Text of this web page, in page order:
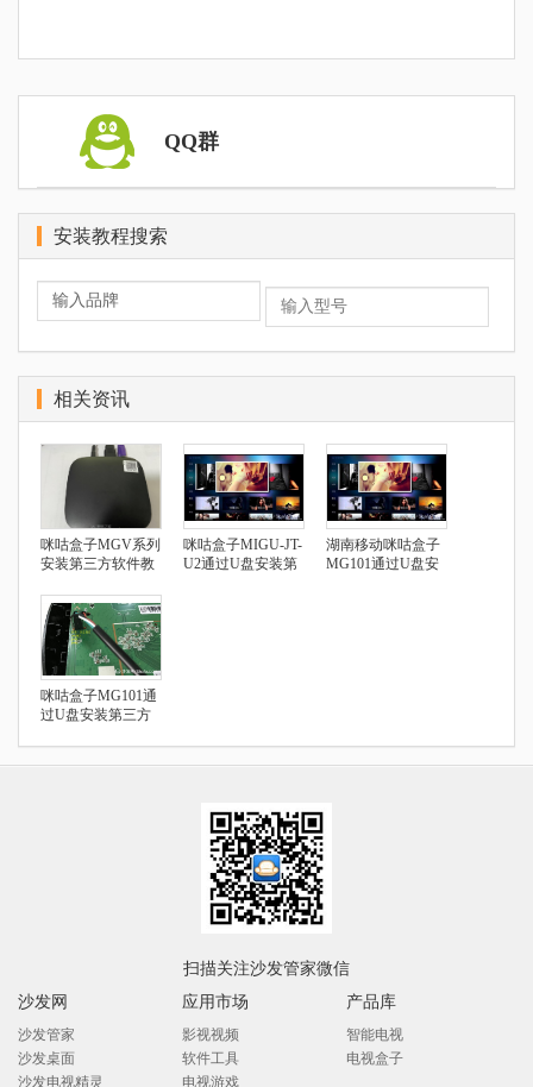
QQ群
安装教程搜索
相关资讯
咪咕盒子MGV系列
安装第三方软件教
咪咕盒子MIGU-JT-
U2通过U盘安装第
湖南移动咪咕盒子
MG101通过U盘安
咪咕盒子MG101通
过U盘安装第三方
扫描关注沙发管家微信
沙发网
沙发管家
沙发桌面
沙发电视精灵
应用市场
影视视频
软件工具
电视游戏
产品库
智能电视
电视盒子